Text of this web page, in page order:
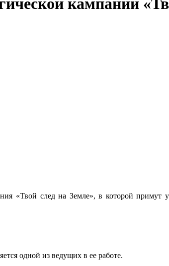
кампании
«Твой след на Земле», в которой
одной из ведущих в ее работе.